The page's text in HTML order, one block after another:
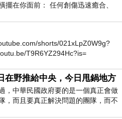
擺在你面前： 任何創傷迅速癒合、
覺消失…堪
shorts/021xLpZ0W9g?
T9R6YZ294Hc?is=
在野推給中央，今日甩鍋地方
，中華民國政府要的是一個真正會做
，而且要真正解決問題的團隊，而不
鍋的雙標團隊，最近民進黨